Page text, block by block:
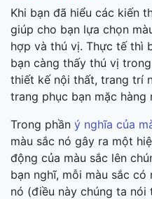
Khi bạn đã hiểu các kiến
giúp cho bạn lựa chọn
hợp và thú vị. Thực tế thì
bạn càng thấy thú vị
thiết kế nội thất, trang trí
trang phục bạn mặc hàng
Trong phần ý nghĩa của
màu sắc nó gây ra một
động của màu sắc lên
bạn nghĩ, mỗi màu sắc
nó (điều này chúng ta nói